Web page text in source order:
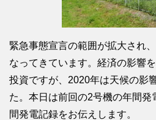
緊急事態宣言の範囲が拡大され
なってきています。経済の影響
投資ですが、2020年は天候の影
た。本日は前回の2号機の年間
間発電記録をお伝えします。